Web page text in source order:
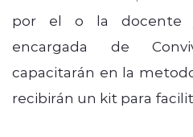
por el o la docente
encargada de
capacitarán en la
recibirán un kit para